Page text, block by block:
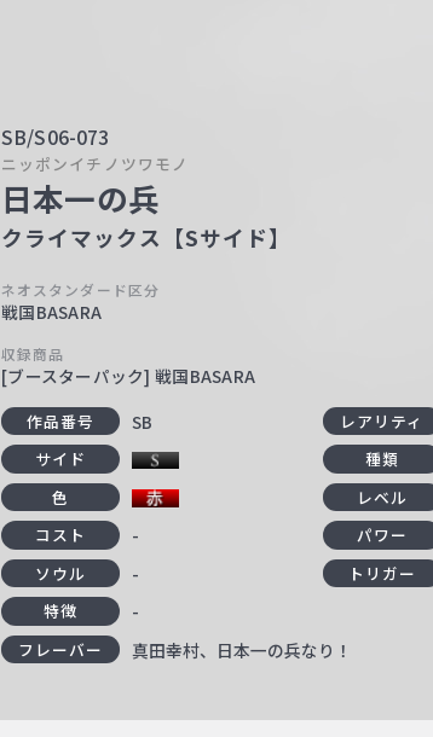
SB/S06-073
ニッポンイチノツワモノ
日本一の兵
クライマックス【Sサイド】
ネオスタンダード区分
戦国BASARA
収録商品
[ブースターパック] 戦国BASARA
作品番号 SB レアリティ
サイド 種類
色 レベル
コスト - パワー
ソウル -
トリガー
特徴
-
フレーバー 真田幸村、日本一の兵なり！